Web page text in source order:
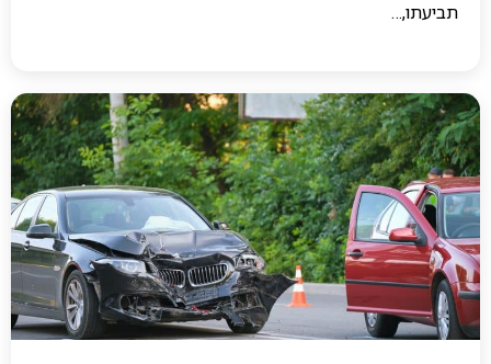
תביעתו,…